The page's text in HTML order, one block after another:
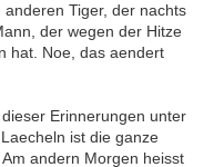
Tiger, der nachts
der wegen der Hitze
hat. Noe, das aendert
Erinnerungen unter
ist die ganze
andern Morgen heisst